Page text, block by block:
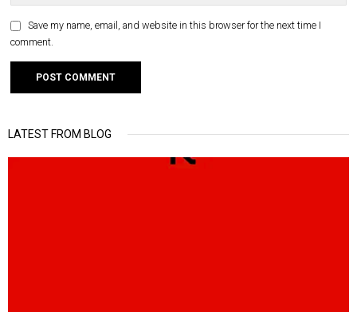
Save my name, email, and website in this browser for the next time I
comment.
LATEST FROM BLOG